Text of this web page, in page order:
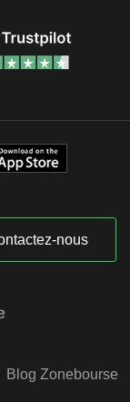
nous
Blog Zonebourse